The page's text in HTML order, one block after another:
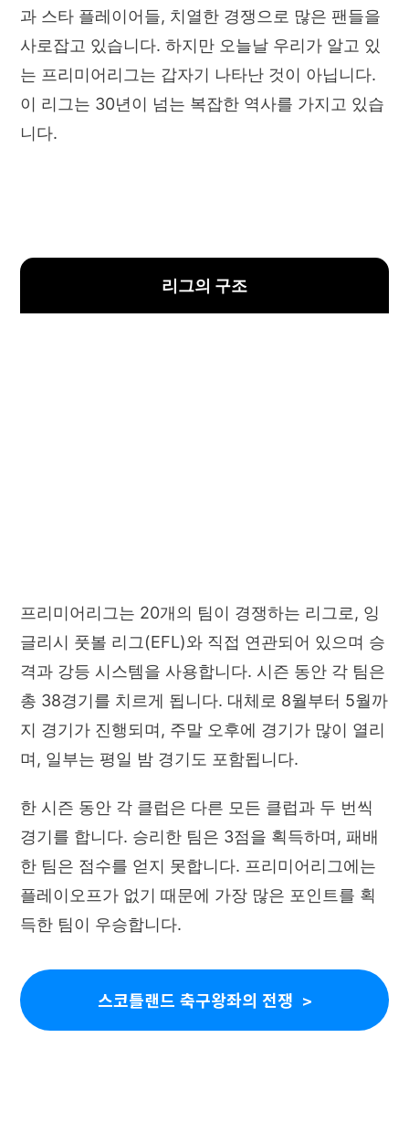
과 스타 플레이어들, 치열한 경쟁으로 많은 팬들을
사로잡고 있습니다. 하지만 오늘날 우리가 알고 있
는 프리미어리그는 갑자기 나타난 것이 아닙니다.
이 리그는 30년이 넘는 복잡한 역사를 가지고 있습
니다.
리그의 구조
프리미어리그는 20개의 팀이 경쟁하는 리그로, 잉
글리시 풋볼 리그(EFL)와 직접 연관되어 있으며 승
격과 강등 시스템을 사용합니다. 시즌 동안 각 팀은
총 38경기를 치르게 됩니다. 대체로 8월부터 5월까
지 경기가 진행되며, 주말 오후에 경기가 많이 열리
며, 일부는 평일 밤 경기도 포함됩니다.
한 시즌 동안 각 클럽은 다른 모든 클럽과 두 번씩
경기를 합니다. 승리한 팀은 3점을 획득하며, 패배
한 팀은 점수를 얻지 못합니다. 프리미어리그에는
플레이오프가 없기 때문에 가장 많은 포인트를 획
득한 팀이 우승합니다.
스코틀랜드 축구왕좌의 전쟁